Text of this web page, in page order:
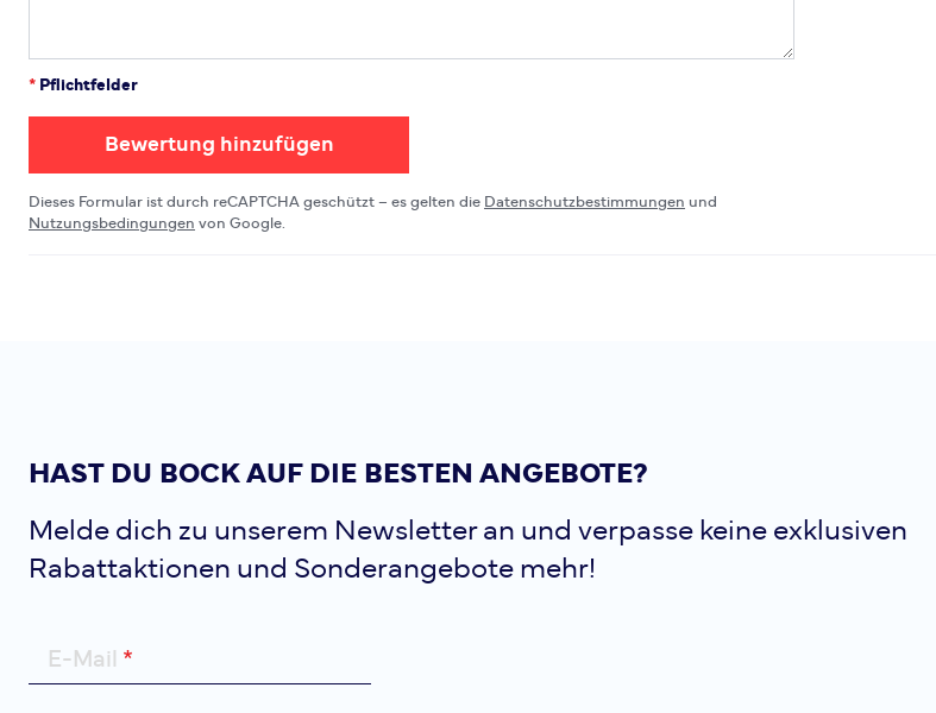
* Pflichtfelder
Bewertung hinzufügen
Dieses Formular ist durch reCAPTCHA geschützt – es gelten die Datenschutzbestimmungen und
Nutzungsbedingungen von Google.
HAST DU BOCK AUF DIE BESTEN ANGEBOTE?
Melde dich zu unserem Newsletter an und verpasse keine exklusiven
Rabattaktionen und Sonderangebote mehr!
E-Mail